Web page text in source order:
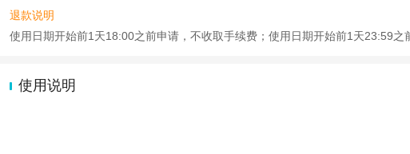
退款说明
使用日期开始前1天18:00之前申请，不收取手续费；使用日期开始前1天23:59
使用说明